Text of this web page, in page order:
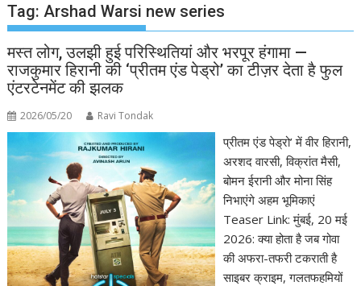
Tag:Arshad Warsi new series
मस्त लोग, उलझी हुई परिस्थितियां और भरपूर हंगामा —
राजकुमार हिरानी की ‘प्रीतम एंड पेड्रो’ का टीज़र देता है फुल
एंटरटेनमेंट की झलक
2026/05/20 Ravi Tondak
प्रीतम एंड पेड्रो’ में वीर हिरानी,
अरशद वारसी, विक्रांत मैसी,
बोमन ईरानी और मोना सिंह
निभाएंगे अहम भूमिकाएं
Teaser Link: मुंबई, 20 मई
2026: क्या होता है जब गोवा
की अफरा-तफरी टकराती है
साइबर क्राइम, गलतफहमियों